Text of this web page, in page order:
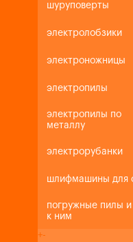
шуруповерты
электролобзики
электроножницы
электропилы
электропилы по
металлу
электрорубанки
шлифмашины для
погружные пилы
к ним
+-